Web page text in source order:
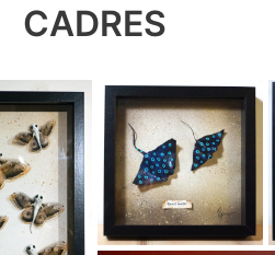
CADRES